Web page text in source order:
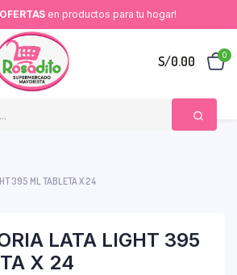
OFERTAS en productos para tu hogar!
S/0.00 0
395 ML TABLETA X 24
LATA LIGHT 395
X 24